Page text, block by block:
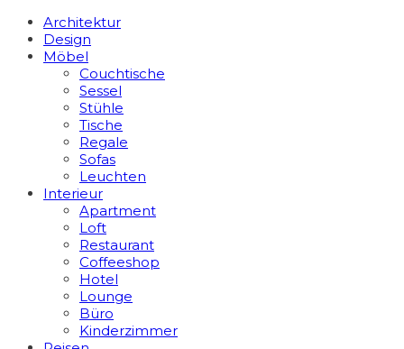
Architektur
Design
Möbel
Couchtische
Sessel
Stühle
Tische
Regale
Sofas
Leuchten
Interieur
Apart­ment
Loft
Restaurant
Coffeeshop
Hotel
Lounge
Büro
Kinderzimmer